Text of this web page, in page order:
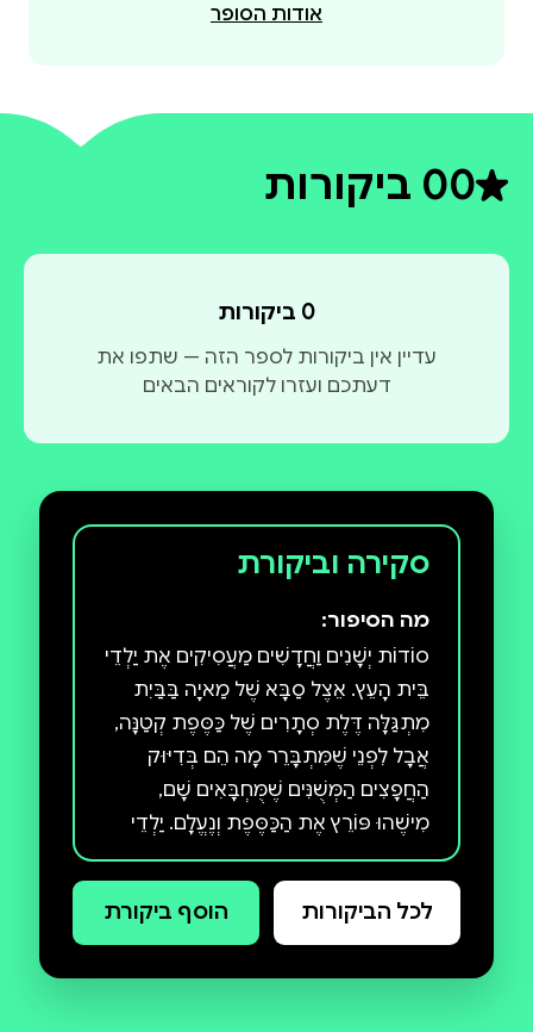
אודות הסופר
0דירוג ממוצע 0 מתוך 5
0 ביקורות
0 ביקורות
עדיין אין ביקורות לספר הזה — שתפו את
דעתכם ועזרו לקוראים הבאים
סקירה וביקורת
מה הסיפור:
סוֹדוֹת יְשָׁנִים וַחֲדָשִׁים מַעֲסִיקִים אֶת יַלְדֵי
בֵּית הָעֵץ. אֵצֶל סַבָּא שֶׁל מַאיָה בַּבַּיִת
מִתְגַּלָּה דֶּלֶת סְתָרִים שֶׁל כַּסֶּפֶת קְטַנָּה,
אֲבָל לִפְנֵי שֶׁמִּתְבָּרֵר מָה הֵם בְּדִיּוּק
הַחֲפָצִים הַמְּשֻׁנִּים שֶׁמֻּחְבָּאִים שָׁם,
מִישֶׁהוּ פּוֹרֵץ אֶת הַכַּסֶּפֶת וְנֶעֱלָם. יַלְדֵי
בֵּית הָעֵץ יוֹצְאִים גַּם הַפַּעַם לַחְשׂף אֶת
הָאֱמֶת. הַאִם יַצְלִיחוּ לְהִתְגַּבֵּר עַל
הַנּוֹכְלִים חַסְרֵי הַלֵּב? הַאִם יְגַלּוּ לָמָּה יוֹאָב
לכל הביקורות הוסף ביקורת